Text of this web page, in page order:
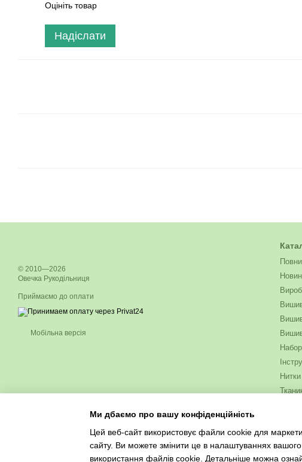
Оцініть товар
Надіслати
© 2010—2026
Овечка Рукодільниця
Приймаємо до оплати
Мобільна версія
Ми дбаємо про вашу конфіденційність
Цей веб-сайт використовує файли cookie для
сайту. Ви можете змінити це в налаштуваннях
використання файлів cookie. Детальніше можна